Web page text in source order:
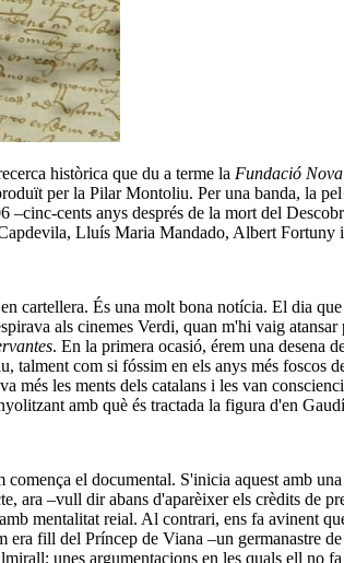
històrica que du a terme la Fundació
per la Pilar Montoliu. Per una banda, la
–cinc-cents anys després de la mort del
Lluís Maria Mandado, Albert Fortuny
cartellera. És una molt bona notícia. El dia
als cinemes Verdi, quan m'hi vaig
. En la primera ocasió, érem una desena
talment com si fóssim en els anys més
més les ments dels catalans i les van
amb què és tractada la figura d'en
comença el documental. S'inicia aquest amb
ara –vull dir abans d'aparèixer els crèdits de
mentalitat reial. Al contrari, ens fa avinent
era fill del Príncep de Viana –un germanastre
unes argumentacions en les quals ell no